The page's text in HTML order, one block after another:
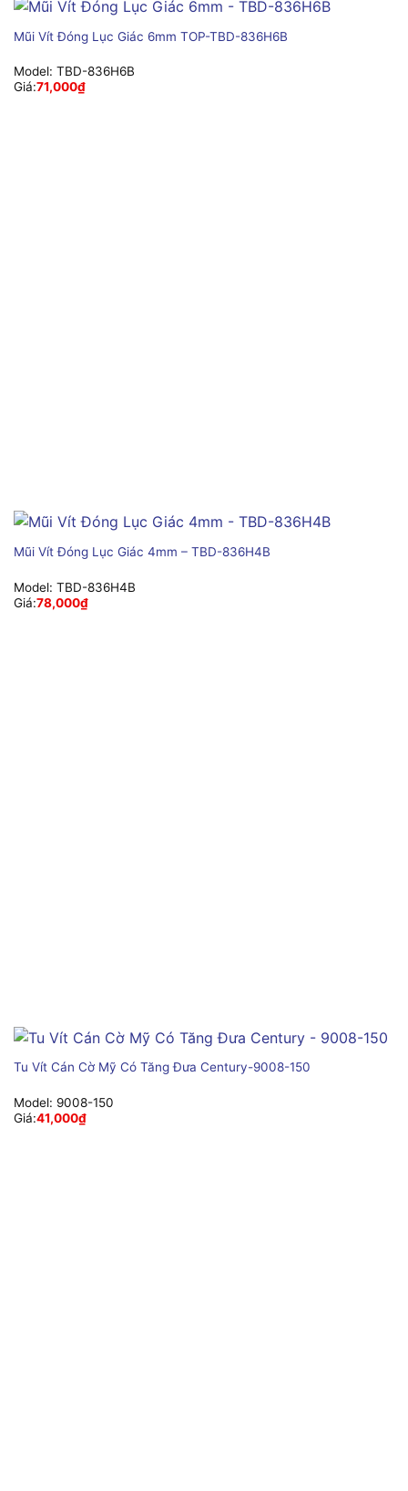
Mũi Vít Đóng Lục Giác 6mm TOP-TBD-836H6B
Model: TBD-836H6B
Giá:71,000₫
Mũi Vít Đóng Lục Giác 4mm – TBD-836H4B
Model: TBD-836H4B
Giá:78,000₫
Tu Vít Cán Cờ Mỹ Có Tăng Đưa Century-9008-150
Model: 9008-150
Giá:41,000₫